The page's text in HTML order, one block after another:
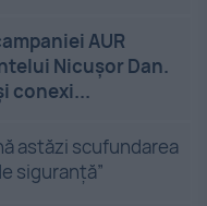
AUR
Nicușor Dan.
conexi...
astăzi scufundarea
siguranţă”